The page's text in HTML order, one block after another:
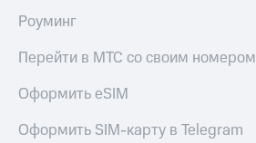
Роуминг
Перейти в МТС со своим номером
Оформить eSIM
Оформить SIM-карту в Telegram